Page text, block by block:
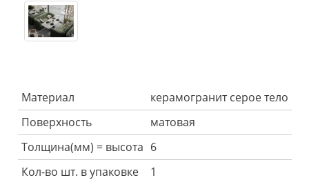
Материал
керамогранит серое тело
Поверхность
матовая
Толщина(мм) = высота 6
Кол-во шт. в упаковке
1